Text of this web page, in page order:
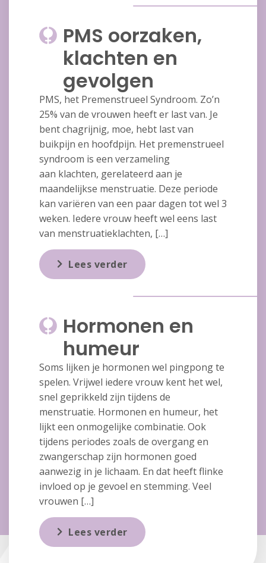
PMS oorzaken,
klachten en
gevolgen
PMS, het Premenstrueel Syndroom. Zo’n
25% van de vrouwen heeft er last van. Je
bent chagrijnig, moe, hebt last van
buikpijn en hoofdpijn. Het premenstrueel
syndroom is een verzameling
aan klachten, gerelateerd aan je
maandelijkse menstruatie. Deze periode
kan variëren van een paar dagen tot wel 3
weken. Iedere vrouw heeft wel eens last
van menstruatieklachten, […]
Lees verder
Hormonen en
humeur
Soms lijken je hormonen wel pingpong te
spelen. Vrijwel iedere vrouw kent het wel,
snel geprikkeld zijn tijdens de
menstruatie. Hormonen en humeur, het
lijkt een onmogelijke combinatie. Ook
tijdens periodes zoals de overgang en
zwangerschap zijn hormonen goed
aanwezig in je lichaam. En dat heeft flinke
invloed op je gevoel en stemming. Veel
vrouwen […]
Lees verder